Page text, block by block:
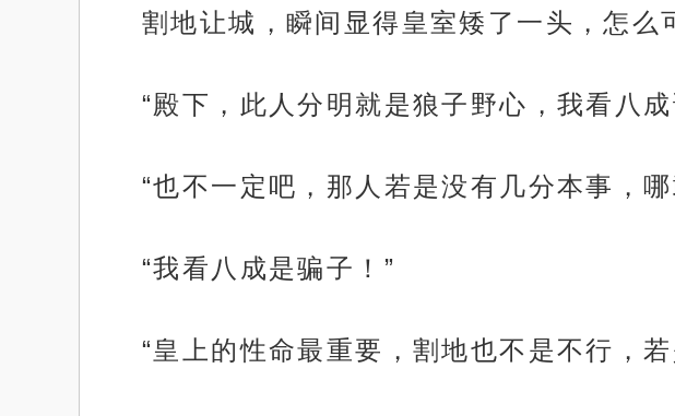
割地让城，瞬间显得皇室矮了一头，怎么
“殿下，此人分明就是狼子野心，我看八
“也不一定吧，那人若是没有几分本事，
“我看八成是骗子！”
“皇上的性命最重要，割地也不是不行，